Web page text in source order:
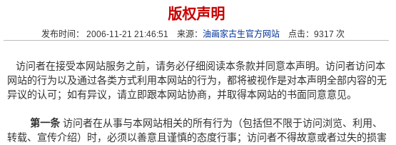
版权声明
发布时间： 2006-11-21 21:46:51 来源： 油画家古生官方网站 点击：9317 次
访问者在接受本网站服务之前，请务必仔细阅读本条款并同意本声明。访问者访问本
网站的行为以及通过各类方式利用本网站的行为，都将被视作是对本声明全部内容的无
异议的认可；如有异议，请立即跟本网站协商，并取得本网站的书面同意意见。
第一条 访问者在从事与本网站相关的所有行为（包括但不限于访问浏览、利用、
转载、宣传介绍）时，必须以善意且谨慎的态度行事；访问者不得故意或者过失的损害